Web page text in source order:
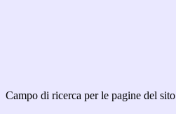
Campo di ricerca per le pagine del sito